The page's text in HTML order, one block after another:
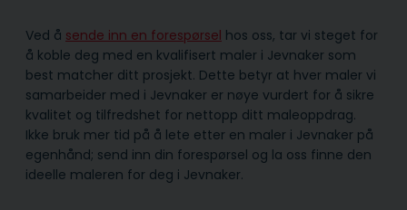
Ved å sende inn en forespørsel hos oss, tar vi steget for
å koble deg med en kvalifisert maler i Jevnaker som
best matcher ditt prosjekt. Dette betyr at hver maler vi
samarbeider med i Jevnaker er nøye vurdert for å sikre
kvalitet og tilfredshet for nettopp ditt maleoppdrag.
Ikke bruk mer tid på å lete etter en maler i Jevnaker på
egenhånd; send inn din forespørsel og la oss finne den
ideelle maleren for deg i Jevnaker.